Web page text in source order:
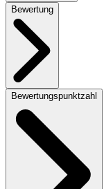
Bewertung
Bewertungspunktzahl